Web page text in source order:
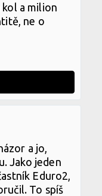
a milion
ne o
a jo,
Jako jeden
Eduro2,
To spíš